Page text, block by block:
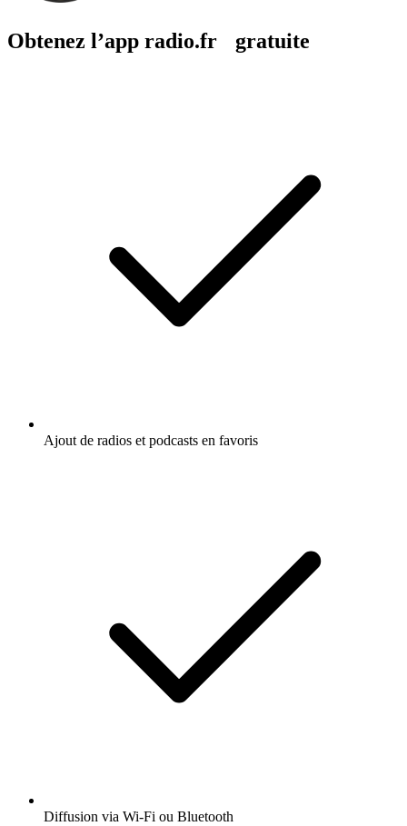
Obtenez l’app radio.fr gratuite
Ajout de radios et podcasts en favoris
Diffusion via Wi-Fi ou Bluetooth